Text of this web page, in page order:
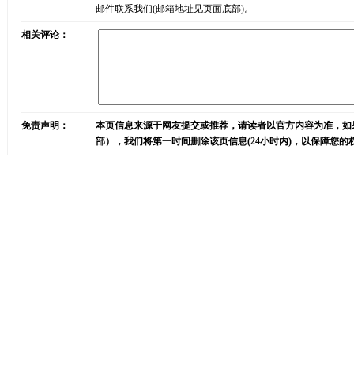
邮件联系我们(邮箱地址见页面底部)。
相关评论：
免责声明：
本页信息来源于网友提交或推荐，请读者以官方内容为准，
部），我们将第一时间删除该页信息(24小时内)，以保障您的